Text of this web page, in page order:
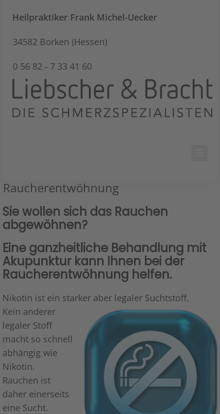
Heilpraktiker Frank Michel-Uecker
34582 Borken (Hessen)
0 56 82 - 7 33 41 60
Raucherentwöhnung
Sie wollen sich das Rauchen
abgewöhnen?
Eine ganzheitliche Behandlung mit
Akupunktur kann Ihnen bei der
Raucherentwöhnung helfen.
Nikotin ist ein starker aber legaler Suchtstoff.
Kein anderer
legaler Stoff
macht so schnell
abhängig wie
Nikotin.
Rauchen ist
daher einerseits
eine Sucht.